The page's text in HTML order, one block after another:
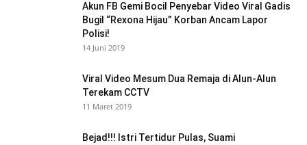
Akun FB Gemi Bocil Penyebar Video Viral Gadis
Bugil “Rexona Hijau” Korban Ancam Lapor
Polisi!
14 Juni 2019
Viral Video Mesum Dua Remaja di Alun-Alun
Terekam CCTV
11 Maret 2019
Bejad!!! Istri Tertidur Pulas, Suami